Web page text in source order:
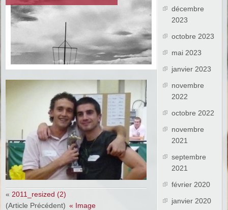
« 2011_resized (2)
(Article Précédent) « Image
décembre
2023
octobre 2023
mai 2023
janvier 2023
novembre
2022
octobre 2022
novembre
2021
septembre
2021
février 2020
janvier 2020